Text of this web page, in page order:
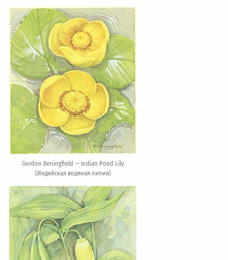
Gordon Beningfield — Indian Pond Lily
(Индейская водяная лилия)